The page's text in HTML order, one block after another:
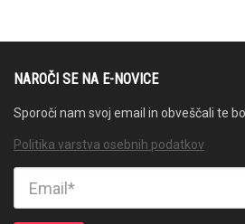
NAROČI SE NA E-NOVICE
Sporoči nam svoj email in obveščali te
Politika varstva osebnih podatkov